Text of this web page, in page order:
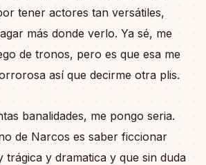
tener actores tan versátiles,
más donde verlo. Ya sé, me
de tronos, pero es que esa me
así que decirme otra plis.
banalidades, me pongo seria.
de Narcos es saber ficcionar
trágica y dramatica y que sin duda